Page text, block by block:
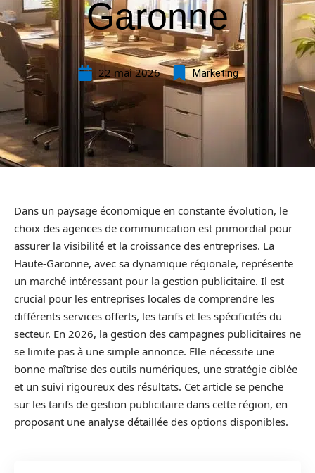
Garonne
22 mai 2026 Marketing
Dans un paysage économique en constante évolution, le
choix des agences de communication est primordial pour
assurer la visibilité et la croissance des entreprises. La
Haute-Garonne, avec sa dynamique régionale, représente
un marché intéressant pour la gestion publicitaire. Il est
crucial pour les entreprises locales de comprendre les
différents services offerts, les tarifs et les spécificités du
secteur. En 2026, la gestion des campagnes publicitaires ne
se limite pas à une simple annonce. Elle nécessite une
bonne maîtrise des outils numériques, une stratégie ciblée
et un suivi rigoureux des résultats. Cet article se penche
sur les tarifs de gestion publicitaire dans cette région, en
proposant une analyse détaillée des options disponibles.